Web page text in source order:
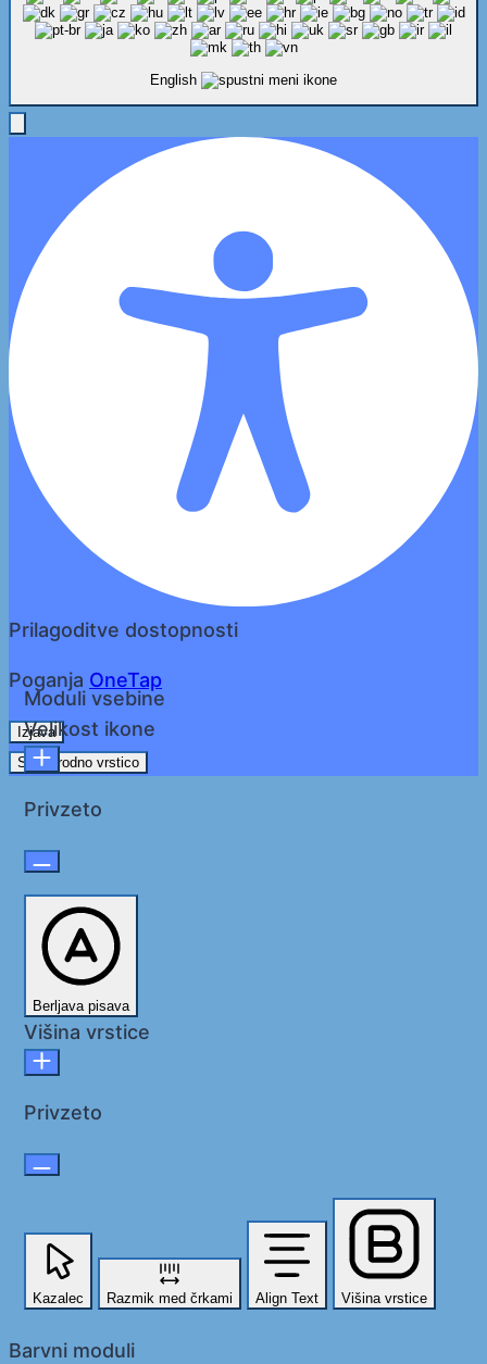
English
Prilagoditve dostopnosti
Poganja OneTap
Izjava
Skrij orodno vrstico
Moduli vsebine
Velikost ikone
Privzeto
Berljava pisava
Višina vrstice
Privzeto
Kazalec Razmik med črkami Align Text Višina vrstice
Barvni moduli